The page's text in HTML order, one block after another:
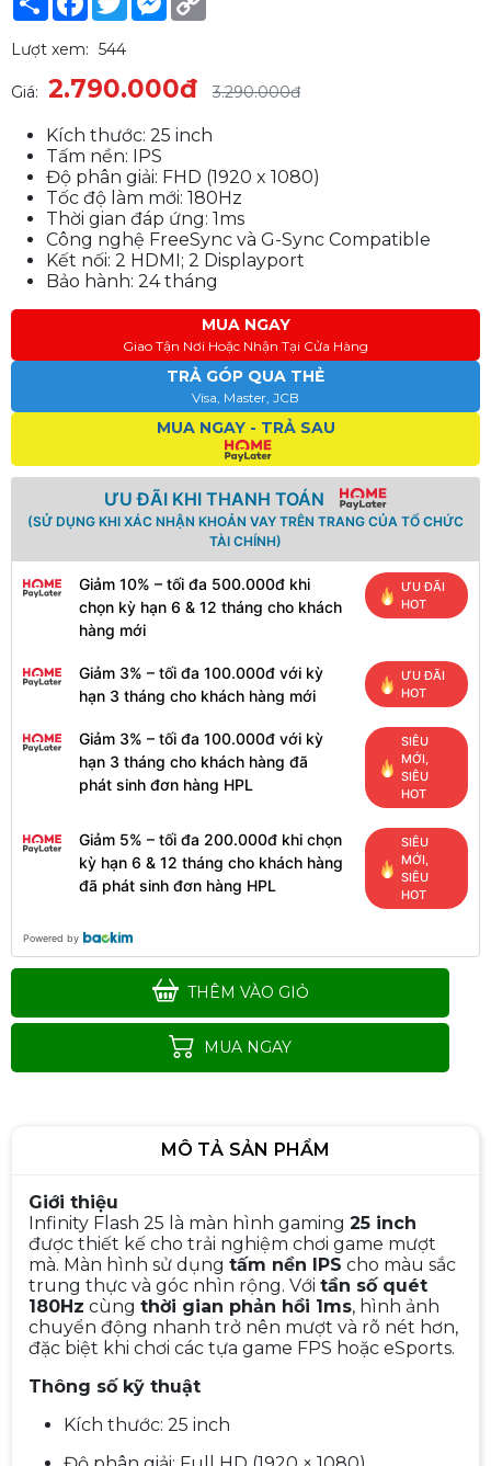
Lượt xem: 544
Giá: 2.790.000đ 3.290.000đ
Kích thước: 25 inch
Tấm nền: IPS
Độ phân giải: FHD (1920 x 1080)
Tốc độ làm mới: 180Hz
Thời gian đáp ứng: 1ms
Công nghệ FreeSync và G-Sync Compatible
Kết nối: 2 HDMI; 2 Displayport
Bảo hành: 24 tháng
MUA NGAY
Giao Tận Nơi Hoặc Nhận Tại Cửa Hàng
TRẢ GÓP QUA THẺ
Visa, Master, JCB
MUA NGAY - TRẢ SAU
ƯU ĐÃI KHI THANH TOÁN
(SỬ DỤNG KHI XÁC NHẬN KHOẢN VAY TRÊN TRANG CỦA TỔ CHỨC
TÀI CHÍNH)
Giảm 10% – tối đa 500.000đ khi
chọn kỳ hạn 6 & 12 tháng cho khách
hàng mới
ƯU ĐÃI
HOT
Giảm 3% – tối đa 100.000đ với kỳ
hạn 3 tháng cho khách hàng mới
ƯU ĐÃI
HOT
Giảm 3% – tối đa 100.000đ với kỳ
hạn 3 tháng cho khách hàng đã
phát sinh đơn hàng HPL
SIÊU
MỚI,
SIÊU
HOT
Giảm 5% – tối đa 200.000đ khi chọn
kỳ hạn 6 & 12 tháng cho khách hàng
đã phát sinh đơn hàng HPL
SIÊU
MỚI,
SIÊU
HOT
Powered by
THÊM VÀO GIỎ
MUA NGAY
MÔ TẢ SẢN PHẨM
Giới thiệu
Infinity Flash 25 là màn hình gaming 25 inch
được thiết kế cho trải nghiệm chơi game mượt
mà. Màn hình sử dụng tấm nền IPS cho màu sắc
trung thực và góc nhìn rộng. Với tần số quét
180Hz cùng thời gian phản hồi 1ms, hình ảnh
chuyển động nhanh trở nên mượt và rõ nét hơn,
đặc biệt khi chơi các tựa game FPS hoặc eSports.
Thông số kỹ thuật
Kích thước: 25 inch
Màn hình Gaming MSI MAG
275QF 2K | 27 inch, QHD, IPS,
180Hz, 0.5ms
3.890.000đ 4.990.000đ